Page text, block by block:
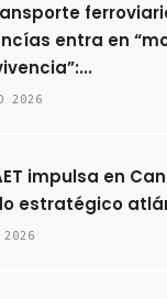
entra en
2026
impulsa en
estratégico